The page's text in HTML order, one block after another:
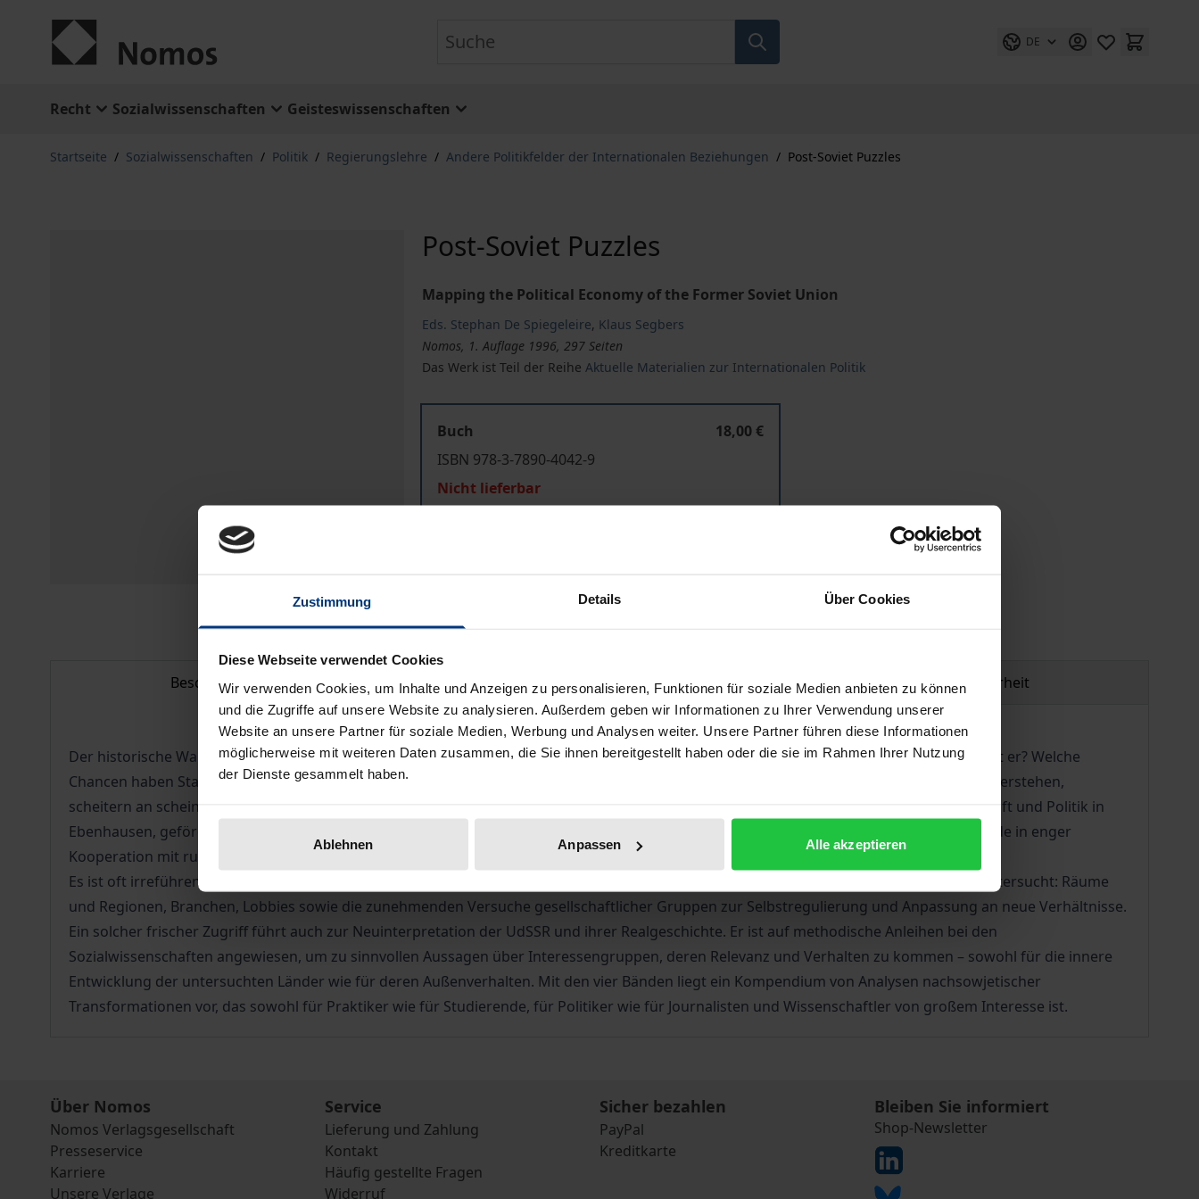
Zustimmung Details Über Cookies
Diese Webseite verwendet Cookies
Wir verwenden Cookies, um Inhalte und Anzeigen zu personalisieren, Funktionen für soziale Medien anbieten zu können
und die Zugriffe auf unsere Website zu analysieren. Außerdem geben wir Informationen zu Ihrer Verwendung unserer
Website an unsere Partner für soziale Medien, Werbung und Analysen weiter. Unsere Partner führen diese Informationen
möglicherweise mit weiteren Daten zusammen, die Sie ihnen bereitgestellt haben oder die sie im Rahmen Ihrer Nutzung
der Dienste gesammelt haben.
Ablehnen Anpassen Alle akzeptieren
DE
Recht Sozialwissenschaften Geisteswissenschaften
Startseite / Sozialwissenschaften / Politik / Regierungslehre / Andere Politikfelder der Internationalen Beziehungen / Post-Soviet Puzzles
Post-Soviet Puzzles
Mapping the Political Economy of the Former Soviet Union
Eds. Stephan De Spiegeleire, Klaus Segbers
Nomos, 1. Auflage 1996, 297 Seiten
Das Werk ist Teil der ReiheAktuelle Materialien zur Internationalen Politik
Buch
18,00 €
ISBN 978-3-7890-4042-9
Nicht lieferbar
Hinweise zu Versandkosten
Beschreibung Bibliografische Angaben Produktsicherheit
Der historische Wandel in der ehemaligen Sowjetunion (FSU) ist eine enorme Herausforderung für Analytiker und Zeitzeugen: Wie verläuft er? Welche
Chancen haben Stabilität, Demokratie und Marktwirtschaft? Viele Bemühungen, die Entwicklungen in den Nachfolgeräumen/-staaten zu verstehen,
scheitern an scheinbar chaotischen, rätselhaften oder fehlgeleiteten Reformverläufen. Dieses Forschungsprojekt der Stiftung Wissenschaft und Politik in
Ebenhausen, gefördert von der Körber-Stiftung in Hamburg, gibt der Debatte über den Wandel in der FSU eine neue Ausrichtung. Es wurde in enger
Kooperation mit russischen, ukrainischen und weißrussischen Wissenschaftlern durchgeführt.
Es ist oft irreführend, die Analyse nur auf die staatliche Ebene zu richten. Deshalb wurden hier erstmals systematisch andere Akteuere untersucht: Räume
und Regionen, Branchen, Lobbies sowie die zunehmenden Versuche gesellschaftlicher Gruppen zur Selbstregulierung und Anpassung an neue Verhältnisse.
Ein solcher frischer Zugriff führt auch zur Neuinterpretation der UdSSR und ihrer Realgeschichte. Er ist auf methodische Anleihen bei den
Sozialwissenschaften angewiesen, um zu sinnvollen Aussagen über Interessengruppen, deren Relevanz und Verhalten zu kommen – sowohl für die innere
Entwicklung der untersuchten Länder wie für deren Außenverhalten. Mit den vier Bänden liegt ein Kompendium von Analysen nachsowjetischer
Transformationen vor, das sowohl für Praktiker wie für Studierende, für Politiker wie für Journalisten und Wissenschaftler von großem Interesse ist.
Über Nomos
Nomos Verlagsgesellschaft
Presseservice
Karriere
Unsere Verlage
Service
Lieferung und Zahlung
Kontakt
Häufig gestellte Fragen
Widerruf
Sicher bezahlen
PayPal
Kreditkarte
Bleiben Sie informiert
Shop-Newsletter